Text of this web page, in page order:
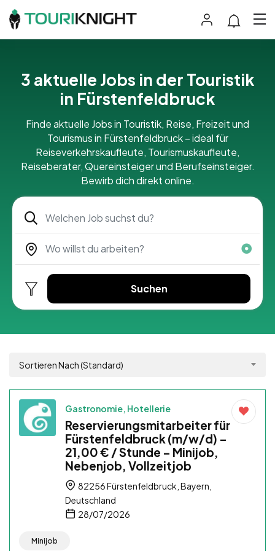
3 aktuelle Jobs in der Touristik
in Fürstenfeldbruck
Finde aktuelle Jobs in Touristik, Reise, Freizeit und
Tourismus in Fürstenfeldbruck – ideal für
Reiseverkehrskaufleute, Tourismuskaufleute,
Reiseberater, Quereinsteiger und Berufseinsteiger.
Bewirb dich direkt online.
Suchen
Sortieren Nach (Standard)
Gastronomie, Hotellerie
Reservierungsmitarbeiter für
Fürstenfeldbruck (m/w/d) –
21,00 € / Stunde – Minijob,
Nebenjob, Vollzeitjob
82256 Fürstenfeldbruck, Bayern,
Deutschland
28/07/2026
Minijob